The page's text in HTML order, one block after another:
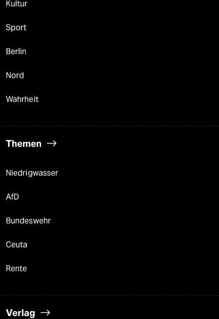
Kultur
Sport
Berlin
Nord
Wahrheit
Themen
Niedrigwasser
AfD
Bundeswehr
Ceuta
Rente
Verlag